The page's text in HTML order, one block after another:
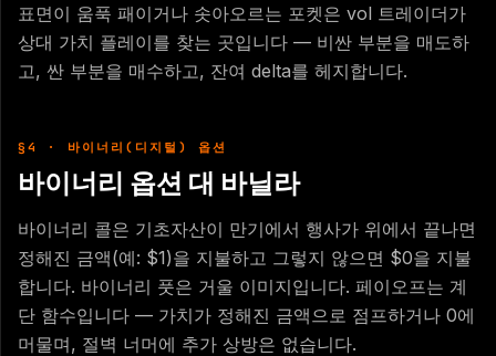
표면이 움푹 패이거나 솟아오르는 포켓은 vol 트레이더가
상대 가치 플레이를 찾는 곳입니다 — 비싼 부분을 매도하
고, 싼 부분을 매수하고, 잔여 delta를 헤지합니다.
§4 · 바이너리(디지털) 옵션
바이너리 옵션 대 바닐라
바이너리 콜은 기초자산이 만기에서 행사가 위에서 끝나면
정해진 금액(예: $1)을 지불하고 그렇지 않으면 $0을 지불
합니다. 바이너리 풋은 거울 이미지입니다. 페이오프는 계
단 함수입니다 — 가치가 정해진 금액으로 점프하거나 0에
머물며, 절벽 너머에 추가 상방은 없습니다.